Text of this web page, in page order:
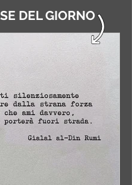
DEL GIORNO